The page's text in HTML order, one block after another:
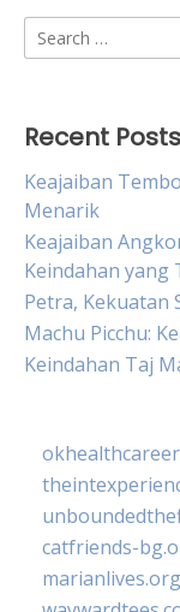
Search
for:
Recent Posts
Keajaiban
Menarik
Keajaiban
Keindahan
Petra, Kekuatan
Machu Picchu:
Keindahan Taj
catfriends-
marianlives.org